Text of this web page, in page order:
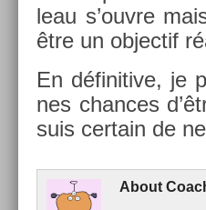
leau s’ouvre
être un ob­jec­tif
En définitive, je
nes chan­ces
suis cer­tain de
About